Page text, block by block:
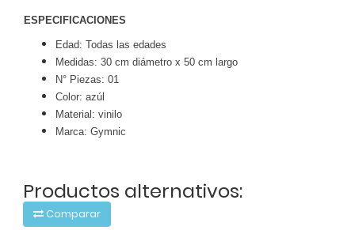
ESPECIFICACIONES
Edad: Todas las edades
Medidas: 30 cm diámetro x 50 cm largo
N° Piezas: 01
Color: azúl
Material: vinilo
Marca: Gymnic
Productos alternativos:
Comparar